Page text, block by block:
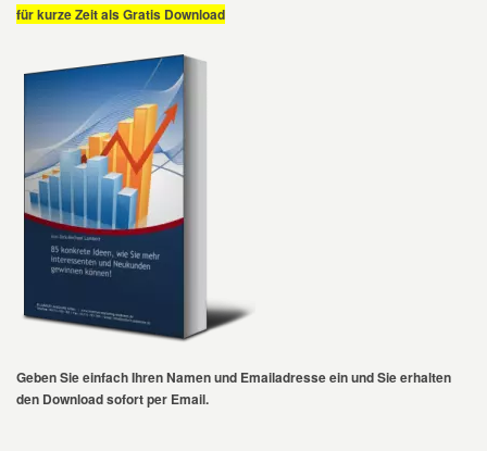
für kurze Zeit als Gratis Download
Geben Sie einfach Ihren Namen und Emailadresse ein und Sie erhalten
den Download sofort per Email.